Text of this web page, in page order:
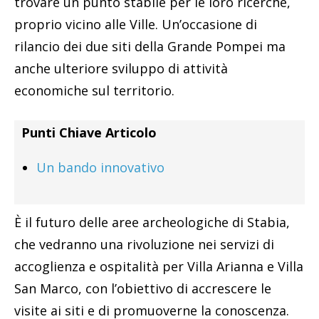
proprio vicino alle Ville. Un’occasione di
rilancio dei due siti della Grande Pompei ma
anche ulteriore sviluppo di attività
economiche sul territorio.
Punti Chiave Articolo
Un bando innovativo
È il futuro delle aree archeologiche di Stabia,
che vedranno una rivoluzione nei servizi di
accoglienza e ospitalità per Villa Arianna e Villa
San Marco, con l’obiettivo di accrescere le
visite ai siti e di promuoverne la conoscenza.